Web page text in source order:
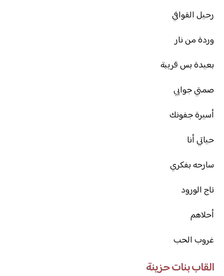
رحيل القوافي
وردة من نار
بعيدة بس قريبة
صمتي جوابي
أسيرة جفونك
حياتي أنا
سارحه بفكري
تاج الورود
أحلاهم
غروب الحب
القاب بنات حزينة